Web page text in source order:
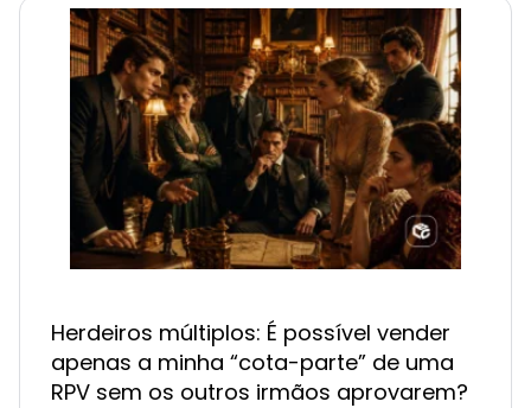
Herdeiros múltiplos: É possível vender
apenas a minha “cota-parte” de uma
RPV sem os outros irmãos aprovarem?